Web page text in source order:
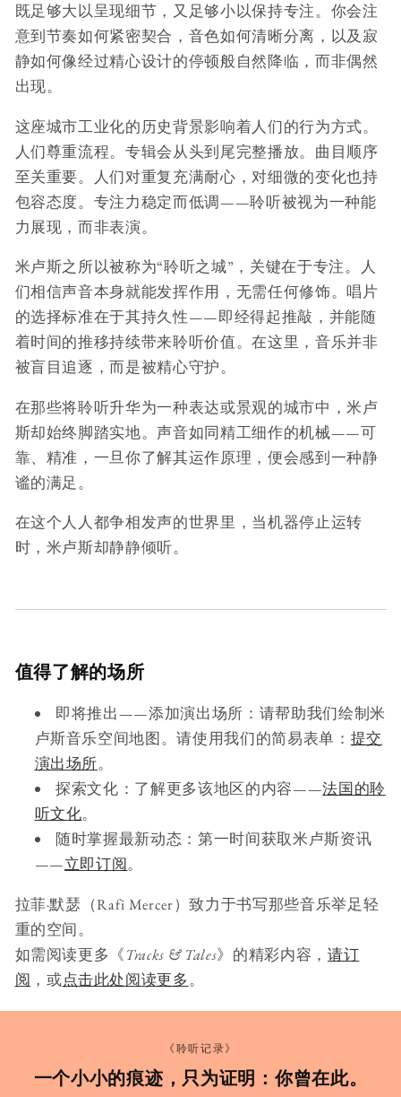
既足够大以呈现细节，又足够小以保持专注。你会注
意到节奏如何紧密契合，音色如何清晰分离，以及寂
静如何像经过精心设计的停顿般自然降临，而非偶然
出现。
这座城市工业化的历史背景影响着人们的行为方式。
人们尊重流程。专辑会从头到尾完整播放。曲目顺序
至关重要。人们对重复充满耐心，对细微的变化也持
包容态度。专注力稳定而低调——聆听被视为一种能
力展现，而非表演。
米卢斯之所以被称为“聆听之城”，关键在于专注。人
们相信声音本身就能发挥作用，无需任何修饰。唱片
的选择标准在于其持久性——即经得起推敲，并能随
着时间的推移持续带来聆听价值。在这里，音乐并非
被盲目追逐，而是被精心守护。
在那些将聆听升华为一种表达或景观的城市中，米卢
斯却始终脚踏实地。声音如同精工细作的机械——可
靠、精准，一旦你了解其运作原理，便会感到一种静
谧的满足。
在这个人人都争相发声的世界里，当机器停止运转
时，米卢斯却静静倾听。
值得了解的场所
即将推出——添加演出场所：请帮助我们绘制米
卢斯音乐空间地图。请使用我们的简易表单： 提交
演出场所。
探索文化：了解更多该地区的内容——法国的聆
听文化。
随时掌握最新动态：第一时间获取米卢斯资讯
——立即订阅。
拉菲·默瑟（Rafi Mercer）致力于书写那些音乐举足轻
重的空间。
如需阅读更多《Tracks & Tales》的精彩内容， 请订
阅 ，或点击此处阅读更多。
《聆听记录》
一个小小的痕迹，只为证明：你曾在此。